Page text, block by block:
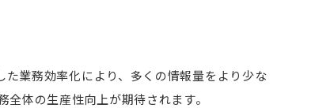
業務効率化により、多くの情報量をより少な
体の生産性向上が期待されます。